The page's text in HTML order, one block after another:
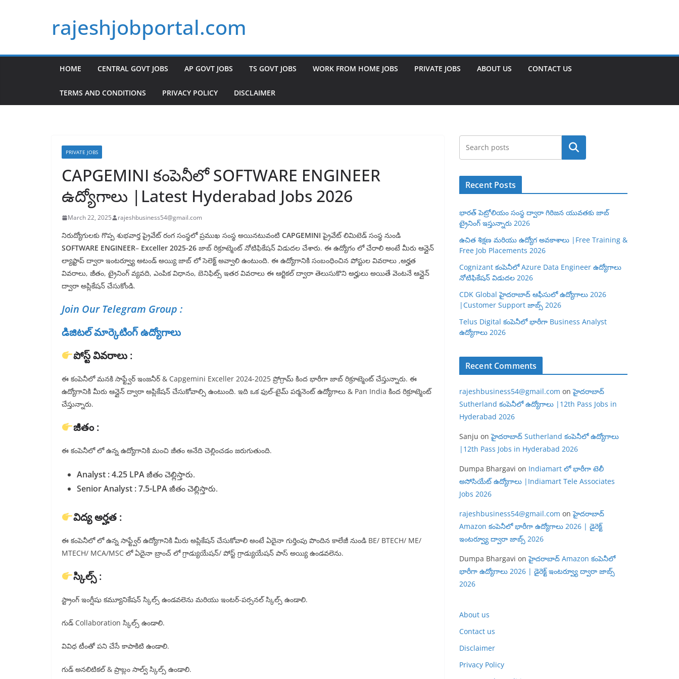
rajeshjobportal.com
HOME CENTRAL GOVT JOBS AP GOVT JOBS TS GOVT JOBS WORK FROM HOME JOBS PRIVATE JOBS ABOUT US CONTACT US
TERMS AND CONDITIONS PRIVACY POLICY DISCLAIMER
PRIVATE JOBS
CAPGEMINI కంపెనీలో SOFTWARE ENGINEER
ఉద్యోగాలు |Latest Hyderabad Jobs 2026
March 22, 2025 rajeshbusiness54@gmail.com
నిరుద్యోగులకు గొప్ప శుభవార్త ప్రైవేట్ రంగ సంస్థలో ప్రముఖ సంస్థ అయినటువంటి CAPGEMINI ప్రైవేట్ లిమిటెడ్ సంస్థ నుండి
SOFTWARE ENGINEER– Exceller 2025-26 జాబ్ రిక్రూట్మెంట్ నోటిఫికేషన్ విడుదల చేశారు. ఈ ఉద్యోగం లో చేరాలి అంటే మీరు ఆన్లైన్
ల్యాప్టాప్ ద్వారా ఇంటర్వ్యూ అటండ్ అయ్యి జాబ్ లో సెలెక్ట్ అవ్వాలి ఉంటుంది. ఈ ఉద్యోగానికి సంబంధించిన పోస్టుల వివరాలు ,అర్హత
వివరాలు, జీతం, ట్రైనింగ్ వ్యవది, ఎంపిక విధానం, బెనిఫిట్స్ ఇతర వివరాలు ఈ ఆర్టికల్ ద్వారా తెలుసుకొని అర్హులు అయితే వెంటనే ఆన్లైన్
ద్వారా అప్లికేషన్ చేసుకోండి.
Join Our Telegram Group :
డిజిటల్ మార్కెటింగ్ ఉద్యోగాలు
పోస్ట్ వివరాలు :
ఈ కంపెనీలో మనకి సాఫ్ట్వేర్ ఇంజనీర్ & Capgemini Exceller 2024-2025 ప్రోగ్రామ్ కింద భారీగా జాబ్ రిక్రూట్మెంట్ చేస్తున్నారు. ఈ
ఉద్యోగానికి మీరు ఆన్లైన్ ద్వారా అప్లికేషన్ చేసుకోవాల్సి ఉంటుంది. ఇది ఒక ఫుల్-టైమ్ పర్మనెంట్ ఉద్యోగాలు & Pan India కింద రిక్రూట్మెంట్
చేస్తున్నారు.
జీతం :
ఈ కంపెనీలో లో ఉన్న ఉద్యోగానికి మంచి జీతం అనేది చెల్లించడం జరుగుతుంది.
Analyst : 4.25 LPAజీతం చెల్లిస్తారు.
Senior Analyst : 7.5-LPAజీతం చెల్లిస్తారు.
విద్య అర్హత :
ఈ కంపెనీలో లో ఉన్న సాఫ్ట్వేర్ ఉద్యోగానికి మీరు అప్లికేషన్ చేసుకోవాలి అంటే ఏదైనా గుర్తింపు పొందిన కాలేజీ నుండి BE/ BTECH/ ME/
MTECH/ MCA/MSC లో ఏదైనా బ్రాంచ్ లో గ్రాడ్యుయేషన్/ పోస్ట్ గ్రాడ్యుయేషన్ పాస్ అయ్యి ఉండవలెను.
స్కిల్స్ :
స్ట్రాంగ్ ఇంగ్షీషు కమ్యూనికేషన్ స్కిల్స్ ఉండవలెను మరియు ఇంటర్-పర్సనల్ స్కిల్స్ ఉండాలి.
గుడ్ Collaboration స్కిల్స్ ఉండాలి.
వివిధ టీంతో పని చేసే కాపాకిటి ఉండాలి.
గుడ్ అనలిటికల్ & ప్రాబ్లం సాల్వ్ స్కిల్స్ ఉండాలి.
Search
Recent Posts
భారత్ పెట్రోలియం సంస్థ ద్వారా గిరిజన యువతకు జాబ్
ట్రైనింగ్ ఇస్తున్నారు 2026
ఉచిత శిక్షణ మరియు ఉద్యోగ అవకాశాలు |Free Training &
Free Job Placements 2026
Cognizant కంపెనీలో Azure Data Engineer ఉద్యోగాలు
నోటిఫికేషన్ విడుదల 2026
CDK Global హైదరాబాద్ ఆఫీసులో ఉద్యోగాలు 2026
|Customer Support జాబ్స్ 2026
Telus Digital కంపెనీలో భారీగా Business Analyst
ఉద్యోగాలు 2026
Recent Comments
rajeshbusiness54@gmail.com onహైదరాబాద్
Sutherland కంపెనీలో ఉద్యోగాలు |12th Pass Jobs in
Hyderabad 2026
Sanju onహైదరాబాద్ Sutherland కంపెనీలో ఉద్యోగాలు
|12th Pass Jobs in Hyderabad 2026
Dumpa Bhargavi on Indiamart లో భారీగా టెలీ
అసోసియేట్ ఉద్యోగాలు |Indiamart Tele Associates
Jobs 2026
rajeshbusiness54@gmail.com onహైదరాబాద్
Amazon కంపెనీలో భారీగా ఉద్యోగాలు 2026 | డైరెక్ట్
ఇంటర్వ్యూ ద్వారా జాబ్స్ 2026
Dumpa Bhargavi onహైదరాబాద్ Amazon కంపెనీలో
భారీగా ఉద్యోగాలు 2026 | డైరెక్ట్ ఇంటర్వ్యూ ద్వారా జాబ్స్
2026
About us
Contact us
Disclaimer
Privacy Policy